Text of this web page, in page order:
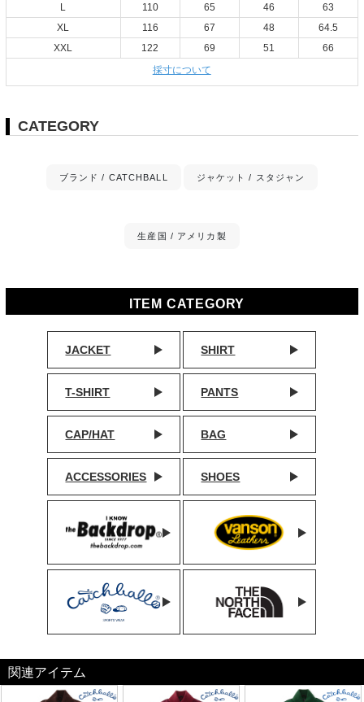
L
110 65 46
63
XL
116 67 48
64.5
XXL
122 69 51
66
採寸について
CATEGORY
ブランド / CATCHBALL ジャケット / スタジャン
生産国 / アメリカ製
ITEM CATEGORY
JACKET SHIRT
T-SHIRT PANTS
CAP/HAT BAG
ACCESSORIES SHOES
関連アイテム